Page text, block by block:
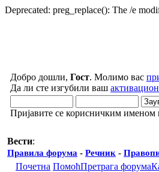
Deprecated: preg_replace(): The /e
Добро дошли, Гост. Молимо вас
Да ли сте изгубили ваш
Пријавите се корисничким
Вести:
Правила форума - Речник -
Почетна ПомоћПретрага форума